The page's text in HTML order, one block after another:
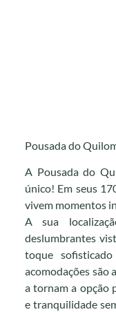
Pousada do
A Pousada do
único! Em seus
vivem momentos
A sua
deslumbrantes
toque
acomodações são
a tornam a opção
e tranquilidade